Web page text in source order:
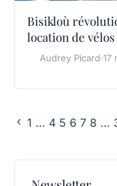
Bisikloù
location de
Audrey Picard·17
1 … 4 5 6 7 8 …